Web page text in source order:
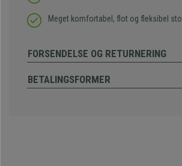
Meget komfortabel, flot og fleksibel stol
FORSENDELSE OG RETURNERING
BETALINGSFORMER